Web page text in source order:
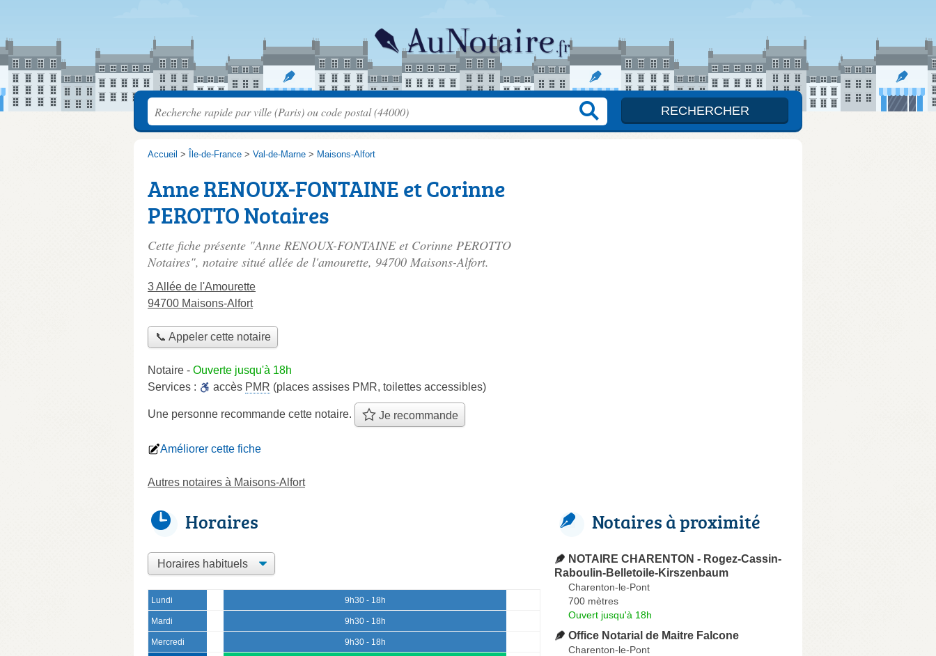
Accueil > Île-de-France > Val-de-Marne > Maisons-Alfort
Anne RENOUX-FONTAINE et Corinne
PEROTTO Notaires
Cette fiche présente "Anne RENOUX-FONTAINE et Corinne PEROTTO
Notaires", notaire situé allée de l'amourette, 94700 Maisons-Alfort.
3 Allée de l'Amourette
94700 Maisons-Alfort
📞 Appeler cette notaire
Notaire - Ouverte jusqu'à 18h
Services :
accès PMR (places assises PMR, toilettes accessibles)
Une personne recommande cette notaire. Je recommande
Améliorer cette fiche
Autres notaires à Maisons-Alfort
Horaires
Lundi 9h30 - 18h
Mardi 9h30 - 18h
Mercredi 9h30 - 18h
Notaires à proximité
NOTAIRE CHARENTON - Rogez-Cassin-
Raboulin-Belletoile-Kirszenbaum
Charenton-le-Pont
700 mètres
Ouvert jusqu'à 18h
Office Notarial de Maitre Falcone
Charenton-le-Pont